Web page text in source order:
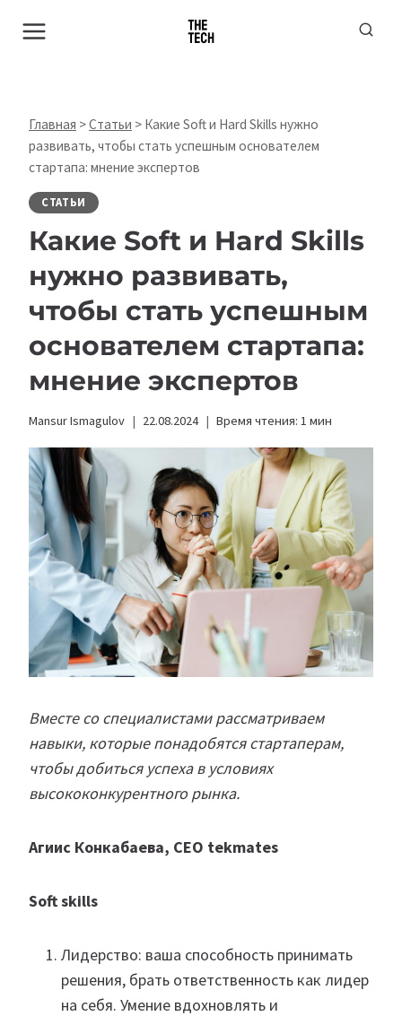
Главная >Статьи > Какие Soft и Hard Skills нужно
развивать, чтобы стать успешным основателем
стартапа: мнение экспертов
СТАТЬИ
Какие Soft и Hard Skills
нужно развивать,
чтобы стать успешным
основателем стартапа:
мнение экспертов
Mansur Ismagulov 22.08.2024 Время чтения: 1 мин
Вместе со специалистами рассматриваем
навыки, которые понадобятся стартаперам,
чтобы добиться успеха в условиях
высококонкурентного рынка.
Агиис Конкабаева, СЕO tekmates
Soft skills
Лидерство: ваша способность принимать
решения, брать ответственность как лидер
на себя. Умение вдохновлять и